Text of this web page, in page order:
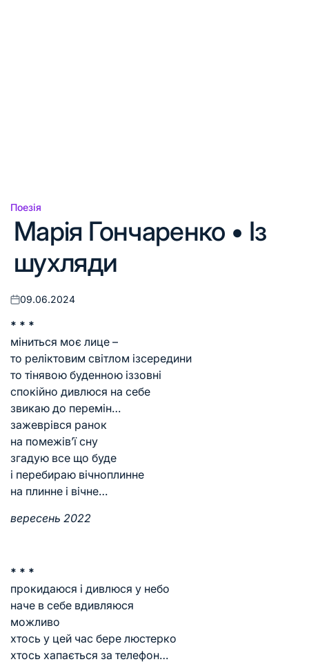
Опублікувати
Поезія
Марія Гончаренко • Із
шухляди
Оприлюднено
09.06.2024
* * *
міниться моє лице –
то реліктовим світлом ізсередини
то тінявою буденною іззовні
спокійно дивлюся на себе
звикаю до перемін…
зажеврівся ранок
на помежів’ї сну
згадую все що буде
і перебираю вічноплинне
на плинне і вічне…
вересень 2022
* * *
прокидаюся і дивлюся у небо
наче в себе вдивляюся
можливо
хтось у цей час бере люстерко
хтось хапається за телефон…